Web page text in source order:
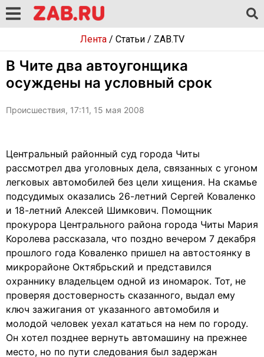
Лента/ Статьи/ ZAB.TV
В Чите два автоугонщика
осуждены на условный срок
Происшествия, 17:11, 15 мая 2008
Центральный районный суд города Читы
рассмотрел два уголовных дела, связанных с угоном
легковых автомобилей без цели хищения. На скамье
подсудимых оказались 26-летний Сергей Коваленко
и 18-летний Алексей Шимкович. Помощник
прокурора Центрального района города Читы Мария
Королева рассказала, что поздно вечером 7 декабря
прошлого года Коваленко пришел на автостоянку в
микрорайоне Октябрьский и представился
охраннику владельцем одной из иномарок. Тот, не
проверяя достоверность сказанного, выдал ему
ключ зажигания от указанного автомобиля и
молодой человек уехал кататься на нем по городу.
Он хотел позднее вернуть автомашину на прежнее
место, но по пути следования был задержан